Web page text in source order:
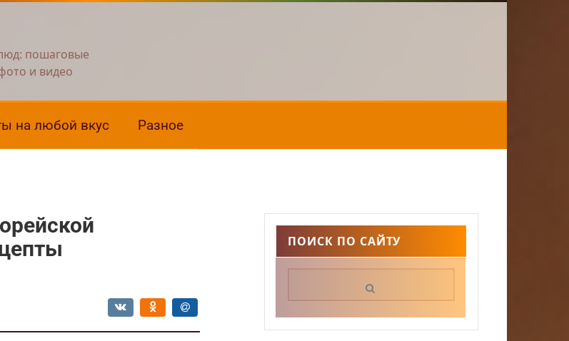
пошаговые
и видео
на любой вкус Разное
ПОИСК ПО САЙТУ